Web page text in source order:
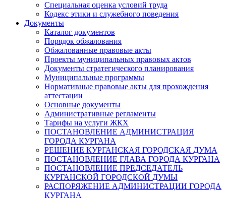
Специальная оценка условий труда
Кодекс этики и служебного поведения
Документы
Каталог документов
Порядок обжалования
Обжалованные правовые акты
Проекты муниципальных правовых актов
Документы стратегического планирования
Муниципальные программы
Нормативные правовые акты для прохождения
аттестации
Основные документы
Административные регламенты
Тарифы на услуги ЖКХ
ПОСТАНОВЛЕНИЕ АДМИНИСТРАЦИЯ
ГОРОДА КУРГАНА
РЕШЕНИЕ КУРГАНСКАЯ ГОРОДСКАЯ ДУМА
ПОСТАНОВЛЕНИЕ ГЛАВА ГОРОДА КУРГАНА
ПОСТАНОВЛЕНИЕ ПРЕДСЕДАТЕЛЬ
КУРГАНСКОЙ ГОРОДСКОЙ ДУМЫ
РАСПОРЯЖЕНИЕ АДМИНИСТРАЦИИ ГОРОДА
КУРГАНА